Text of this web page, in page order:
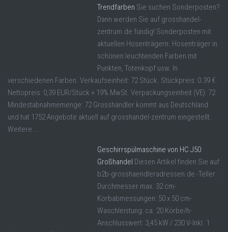
Trendfarben Sie suchen Sonderposten?
Dann werden Sie auf grosshandel-
zentrum.de fündig! Sonderposten mit
aktuellen Hosenträgern. Hosenträger in
schönen leuchtenden Farben mit
Punkten, Totenkopf usw. In
verschiedenen Farben. Verkaufseinheit: 72 Stück. Stückpreis: 0.39 €.
Nettopreis: 0,39 EUR/Stück + 19% MwSt. Verpackungseinheit (VE): 72
Mindestabnahmemenge: 72 Grosshändler kommt aus Deutschland
und hat 1752 Angebote aktuell auf grosshandel-zentrum eingestellt.
Weitere ...
Geschirrspülmaschine von HC J50
Großhandel Diesen Artikel finden Sie auf
b2b-grosshaendleradressen.de -Teller:
Durchmesser max. 32 cm-
Korbabmessungen: 50 x 50 cm-
Waschleistung: ca. 20 Körbe/h-
Anschlusswert: 3,45 kW / 230 V-Inkl. 1